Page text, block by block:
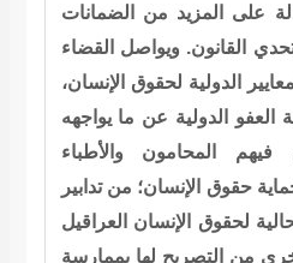
على المزيد من الضمانات
القانون. ويواصل القضاء
الدولية لحقوق الإنسان،
الدولية عن ما يواجهه
المحامون والأطباء
حقوق الإنسان؛ من تدابير
لحقوق الإنسان العراقيل
من التصريح لها بممارسة